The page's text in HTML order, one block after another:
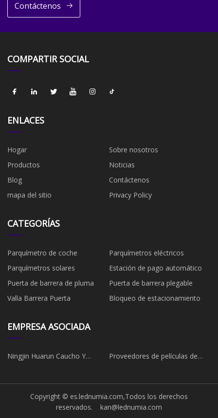
Contáctenos
COMPARTIR SOCIAL
ENLACES
Hogar
Sobre nosotros
Productos
Noticias
Blog
Contáctenos
mapa del sitio
Privacy Policy
CATEGORÍAS
Parquímetro de coche
Parquímetros eléctricos
Parquímetros solares
Estación de pago automático
Puerta de barrera de pluma
Puerta de barrera plegable
Valla Barrera Puerta
Bloqueo de estacionamiento
EMPRESA ASOCIADA
Ningjin Huarun Caucho Y
Proveedores de películas de
Copyright © es.lednumia.com,Todos los derechos
reservados. kan@lednumia.com